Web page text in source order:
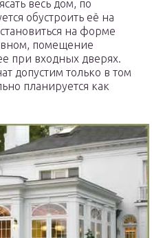
весь дом, по
обустроить её на
на форме
помещение
при входных дверях.
допустим только в том
планируется как